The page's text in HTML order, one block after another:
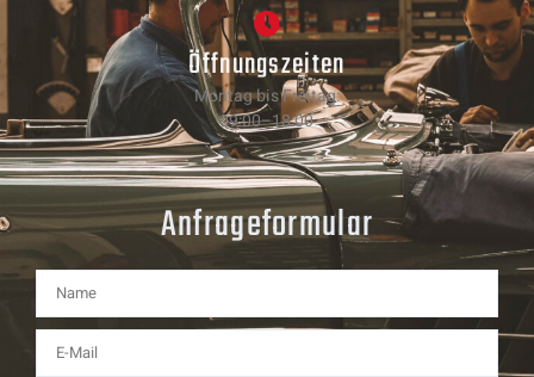
Öffnungszeiten
Montag bis Freitag:
09:00–18:00
Anfrageformular